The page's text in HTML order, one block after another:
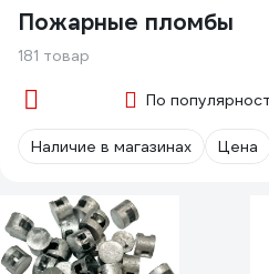
Пожарные пломбы
181 товар
По
Наличие в магазинах Цена